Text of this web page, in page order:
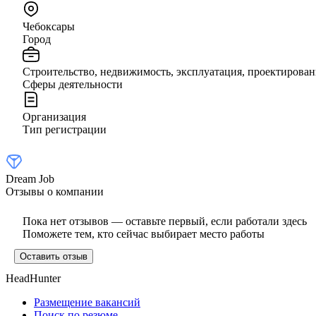
Чебоксары
Город
Строительство, недвижимость, эксплуатация,
Сферы деятельности
Организация
Тип регистрации
Dream Job
Отзывы о компании
Пока нет отзывов — оставьте первый, если работали здесь
Поможете тем, кто сейчас выбирает место работы
Оставить отзыв
HeadHunter
Размещение вакансий